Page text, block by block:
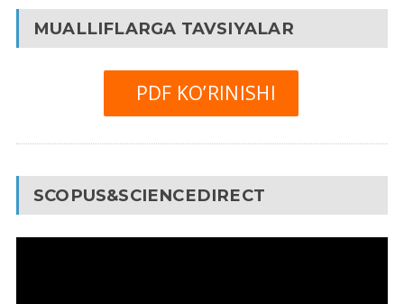
MUALLIFLARGA TAVSIYALAR
PDF KO’RINISHI
SCOPUS&SCIENCEDIRECT